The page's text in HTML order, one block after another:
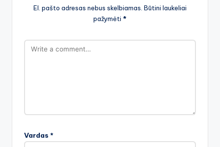
El. pašto adresas nebus skelbiamas. Būtini laukeliai
pažymėti *
Vardas *